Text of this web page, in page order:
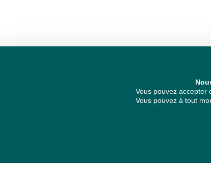
Vous pouvez accepter
Vous pouvez à tout